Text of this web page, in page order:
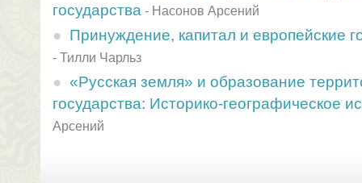
государства - Насонов Арсений
Принуждение, капитал и европейские
- Тилли Чарльз
«Русская земля» и образование
государства: Историко-географическое
Арсений